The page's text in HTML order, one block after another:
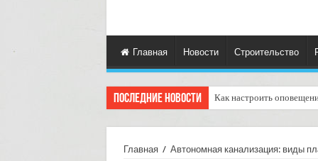
Главная Новости Строительство
Последние новости Как настроить
Главная / Автономная канализация: виды